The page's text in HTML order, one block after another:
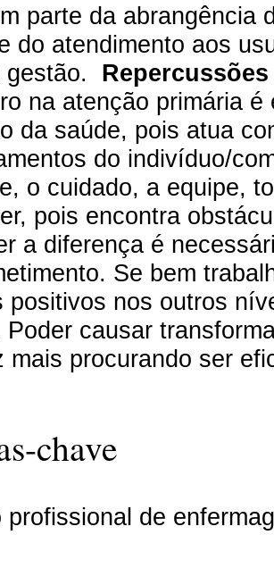
parte da abrangência
do atendimento aos
gestão.
na atenção primária
da saúde, pois atua
do indivíduo/
o cuidado, a equipe,
pois encontra
a diferença é
Se bem
positivos nos outros
Poder causar
mais procurando ser
chave
profissional de